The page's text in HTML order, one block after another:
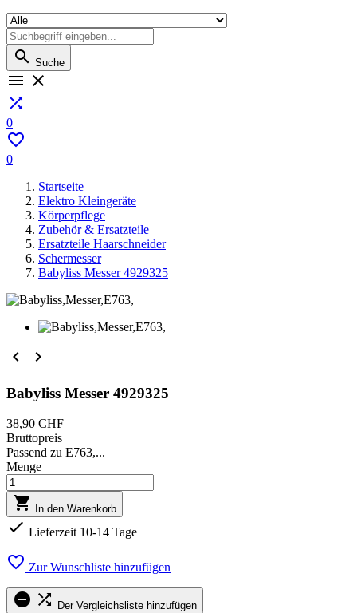
 Suche
 

0

0
Startseite
Elektro Kleingeräte
Körperpflege
Zubehör & Ersatzteile
Ersatzteile Haarschneider
Schermesser
Babyliss Messer 4929325
 
Babyliss Messer 4929325
38,90 CHF
Bruttopreis
Passend zu E763,...
Menge
 In den Warenkorb
 Lieferzeit 10-14 Tage
 Zur Wunschliste hinzufügen
  Der Vergleichsliste hinzufügen